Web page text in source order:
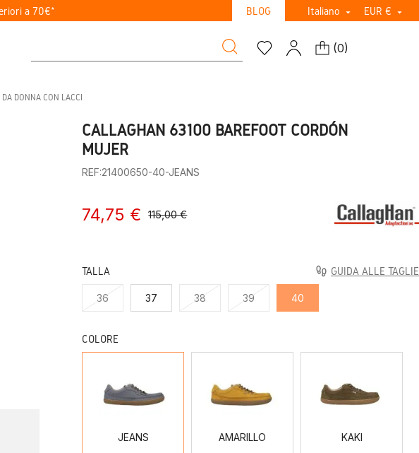
a 70€* BLOG Italiano  EUR € 
(0)
DONNA CON LACCI
CALLAGHAN 63100 BAREFOOT CORDÓN
MUJER
REF:21400650-40-JEANS
74,75 € 115,00 €
TALLA GUIDA ALLE TAGLIE
36 37 38 39 40
COLORE
JEANS AMARILLO KAKI